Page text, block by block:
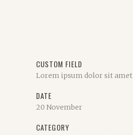
CUSTOM FIELD
Lorem ipsum dolor sit amet
DATE
20 November
CATEGORY